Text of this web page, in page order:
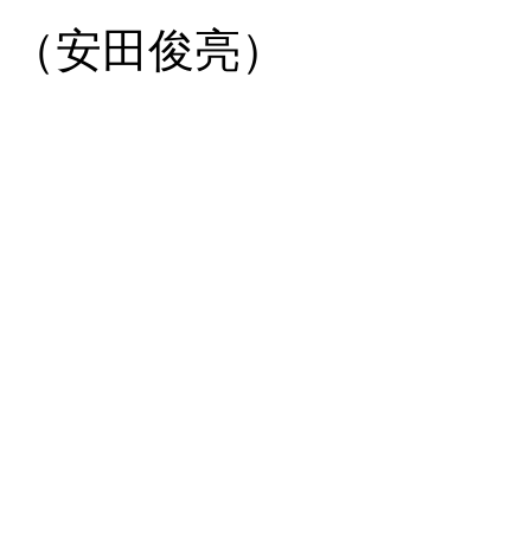
（安田俊亮）